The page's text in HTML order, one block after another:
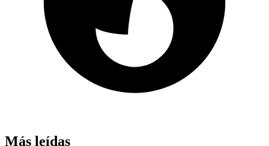
Más leídas